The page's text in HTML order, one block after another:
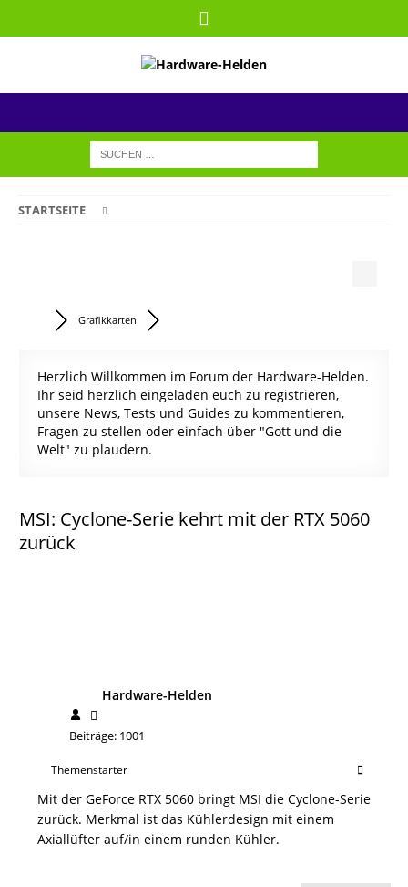
STARTSEITE
Grafikkarten
Herzlich Willkommen im Forum der Hardware-Helden.
Ihr seid herzlich eingeladen euch zu registrieren,
unsere News, Tests und Guides zu kommentieren,
Fragen zu stellen oder einfach über "Gott und die
Welt" zu plaudern.
MSI: Cyclone-Serie kehrt mit der RTX 5060
zurück
Hardware-Helden
Beiträge: 1001
Themenstarter
Mit der GeForce RTX 5060 bringt MSI die Cyclone-Serie
zurück. Merkmal ist das Kühlerdesign mit einem
Axiallüfter auf/in einem runden Kühler.